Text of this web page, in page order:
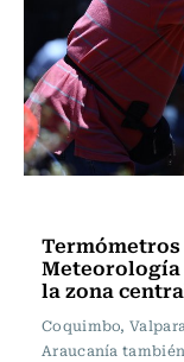
Termómetros
Meteorología
la zona
Coquimbo,
Araucanía